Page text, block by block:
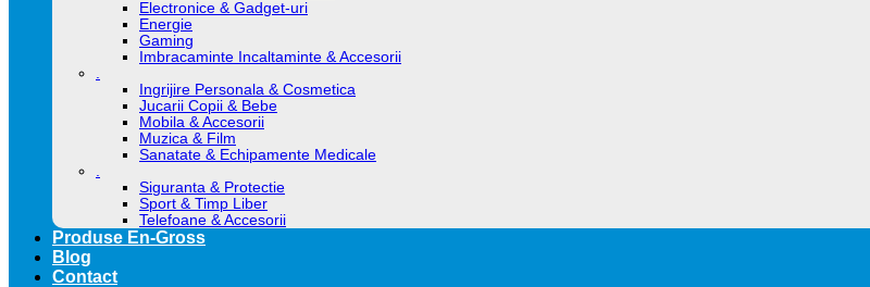
Electronice & Gadget-uri
Energie
Gaming
Imbracaminte Incaltaminte & Accesorii
.
Ingrijire Personala & Cosmetica
Jucarii Copii & Bebe
Mobila & Accesorii
Muzica & Film
Sanatate & Echipamente Medicale
.
Siguranta & Protectie
Sport & Timp Liber
Telefoane & Accesorii
Produse En-Gross
Blog
Contact